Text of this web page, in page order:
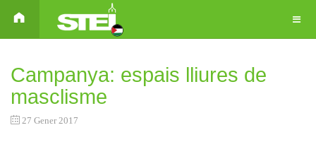
Campanya: espais lliures de
masclisme
27 Gener 2017